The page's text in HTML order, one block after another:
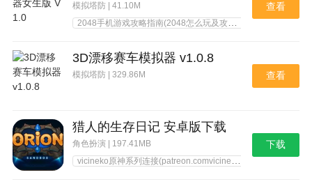
模拟塔防 | 41.10M
2048手机游戏攻略指南(2048怎么玩及攻略)
查看
3D漂移赛车模拟器 v1.0.8
模拟塔防 | 329.86M 查看
猎人的生存日记 安卓版下载
角色扮演 | 197.41MB 下载